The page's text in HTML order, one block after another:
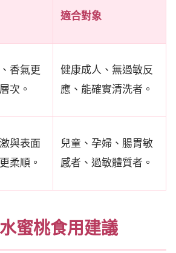
適合對象
香氣更
次。
健康成人、無過敏反
應、能確實清洗者。
與表面
柔順。
兒童、孕婦、腸胃敏
感者、過敏體質者。
蜜桃食用建議